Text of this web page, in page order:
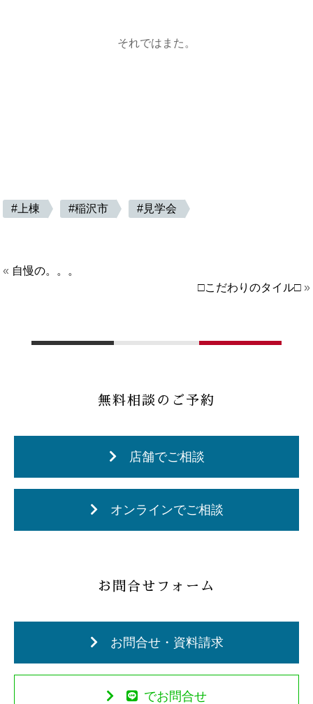
それではまた。
上棟 稲沢市 見学会
« 自慢の。。。
□こだわりのタイル□»
無料相談のご予約
店舗でご相談
オンラインでご相談
お問合せフォーム
お問合せ・資料請求
でお問合せ